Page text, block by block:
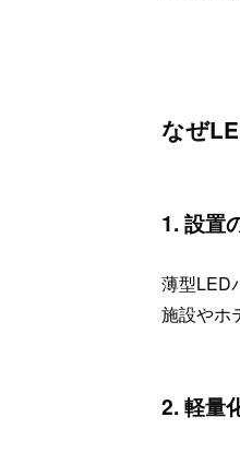
なぜ
1. 設置
薄型LED
施設やホ
2. 軽量